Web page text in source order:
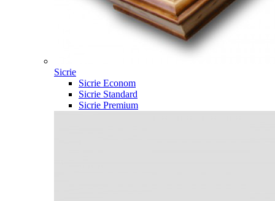
Sicrie
Sicrie Econom
Sicrie Standard
Sicrie Premium